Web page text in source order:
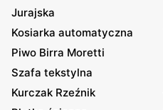
Jurajska
Kosiarka automatyczna
Piwo Birra Moretti
Szafa tekstylna
Kurczak Rzeźnik